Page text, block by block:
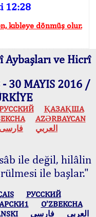
12:28
kıbleye dönmüş olur.
Aybaşları ve Hicrî
30 MAYIS 2016 /
РУССКИЙ
ҚАЗАҚША
AZӘRBAYCAN
العربي فارسی
ile değil, hilâlin
ile başlar."
РУССКИЙ
O’ZBEKCHA
العربي فارسی